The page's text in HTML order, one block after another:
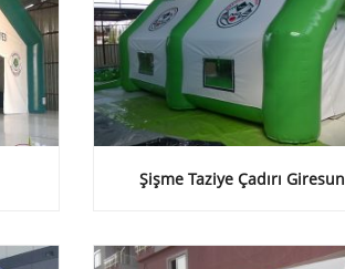
Şişme Taziye Çadırı Giresun